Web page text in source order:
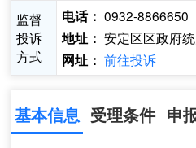
监督
投诉
方式
电话： 0932-8866650
地址： 安定区区政府
网址： 前往投诉
基本信息 受理条件 申